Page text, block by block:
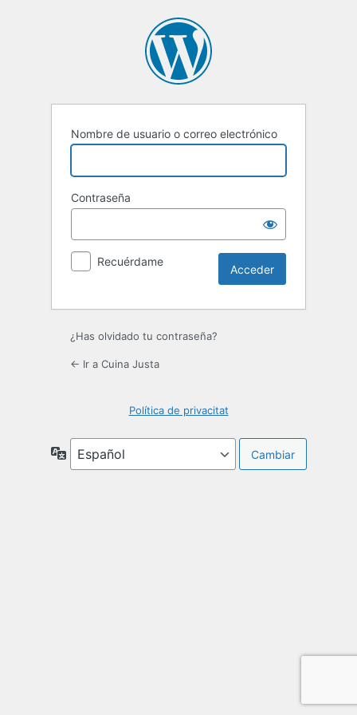
Nombre de usuario o correo electrónico
Contraseña
Recuérdame
¿Has olvidado tu contraseña?
← Ir a Cuina Justa
Política de privacitat
Idioma